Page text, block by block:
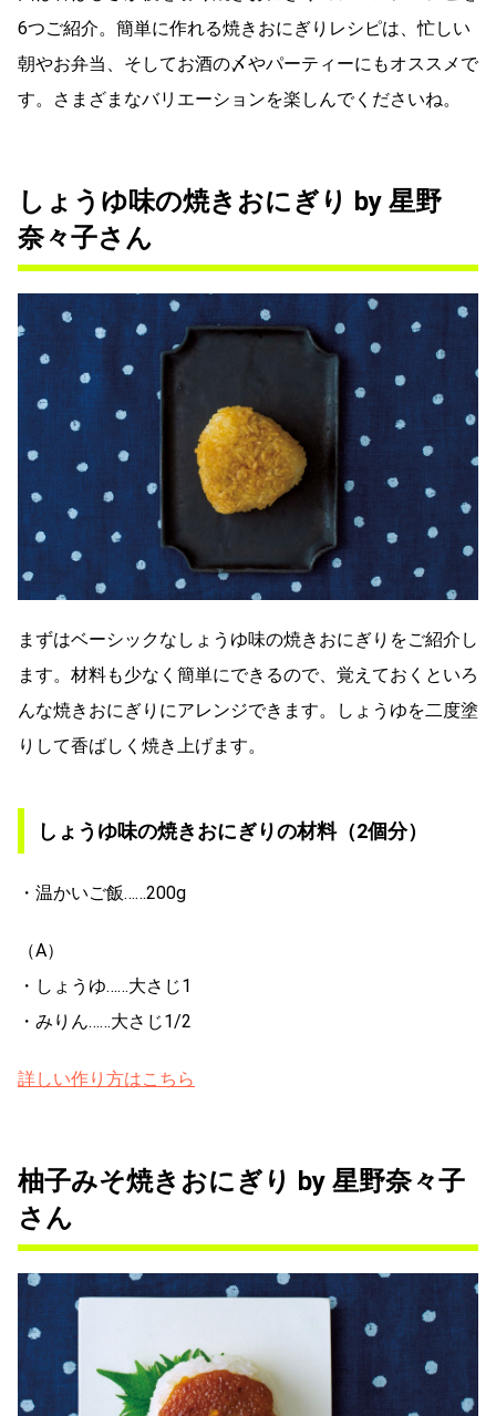
6つご紹介。簡単に作れる焼きおにぎりレシピは、忙しい
朝やお弁当、そしてお酒の〆やパーティーにもオススメで
す。さまざまなバリエーションを楽しんでくださいね。
しょうゆ味の焼きおにぎり by 星野
奈々子さん
まずはベーシックなしょうゆ味の焼きおにぎりをご紹介し
ます。材料も少なく簡単にできるので、覚えておくといろ
んな焼きおにぎりにアレンジできます。しょうゆを二度塗
りして香ばしく焼き上げます。
しょうゆ味の焼きおにぎりの材料（2個分）
・温かいご飯……200g
（A）
・しょうゆ……大さじ1
・みりん……大さじ1/2
詳しい作り方はこちら
柚子みそ焼きおにぎり by 星野奈々子
さん